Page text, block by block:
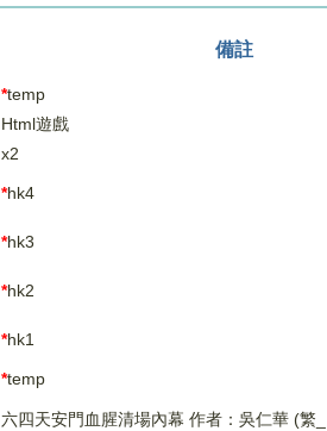
備註
*temp
Html遊戲
x2
*hk4
*hk3
*hk2
*hk1
*temp
六四天安門血腥清場內幕 作者：吳仁華 (繁